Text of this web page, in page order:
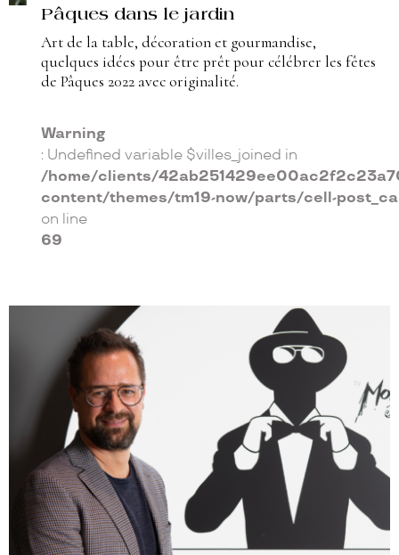
Pâques dans le jardin
Art de la table, décoration et gourmandise,
quelques idées pour être prêt pour célébrer les fêtes
de Pâques 2022 avec originalité.
Warning
: Undefined variable $villes_joined in
/home/clients/
content/themes/tm19-now/parts/cell-
on line
69